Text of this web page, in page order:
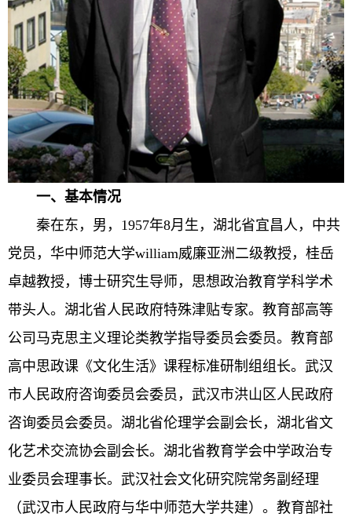
一、基本情况
秦在东，男，1957年8月生，湖北省宜昌人，中共
党员，华中师范大学william威廉亚洲二级教授，桂岳
卓越教授，博士研究生导师，思想政治教育学科学术
带头人。湖北省人民政府特殊津贴专家。教育部高等
公司马克思主义理论类教学指导委员会委员。教育部
高中思政课《文化生活》课程标准研制组组长。武汉
市人民政府咨询委员会委员，武汉市洪山区人民政府
咨询委员会委员。湖北省伦理学会副会长，湖北省文
化艺术交流协会副会长。湖北省教育学会中学政治专
业委员会理事长。武汉社会文化研究院常务副经理
（武汉市人民政府与华中师范大学共建）。教育部社